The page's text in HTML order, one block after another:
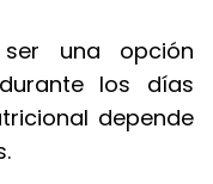
una opción
los días
depende